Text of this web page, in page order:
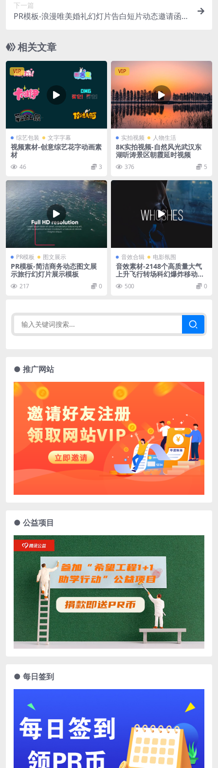
下一篇
PR模板-浪漫唯美婚礼幻灯片告白短片动态邀请函模
相关文章
VIP
综艺包装 文字字幕
视频素材-创意综艺花字动画素
材
46 3
VIP
实拍视频 人物生活
8K实拍视频-自然风光武汉东
湖听涛景区朝霞延时视频
376 5
PR模板 图文展示
PR模板-简洁商务动态图文展
示旅行幻灯片展示模板
217 0
音效合辑 电影氛围
音效素材-2148个高质量大气
上升飞行转场科幻爆炸移动掉
落环境氛围渲染音效 1950+ Ci
nematic Sound Effect
500 0
● 推广网站
● 公益项目
● 每日签到